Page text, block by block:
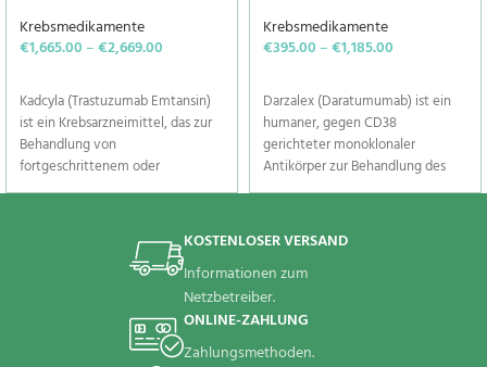
Krebsmedikamente
€1,665.00–€2,669.00
Kadcyla (Trastuzumab Emtansin)
ist ein Krebsarzneimittel, das zur
Behandlung von
fortgeschrittenem oder
metastasiertem HER2-positivem
andere Körperteile ausgebreitet
hat) bei Erwachsenen
angewendet wird, die zuvor
Krebsmedikamente
€395.00–€1,185.00
Darzalex (Daratumumab) ist ein
humaner, gegen CD38
gerichteter monoklonaler
Antikörper zur Behandlung des
multiplen Myeloms
Darzalex
(Daratumumab)
geeignet?
Darzalex (Daratumumab) ist
KOSTENLOSER VERSAND
Informationen zum
Netzbetreiber.
ONLINE-ZAHLUNG
Zahlungsmethoden.